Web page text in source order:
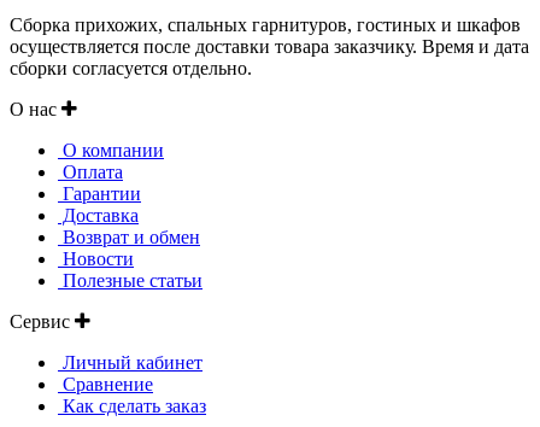
Сборка прихожих, спальных гарнитуров, гостиных и шкафов
осуществляется после доставки товара заказчику. Время и дата
сборки согласуется отдельно.
О нас
О компании
Оплата
Гарантии
Доставка
Возврат и обмен
Новости
Полезные статьи
Сервис
Личный кабинет
Сравнение
Как сделать заказ